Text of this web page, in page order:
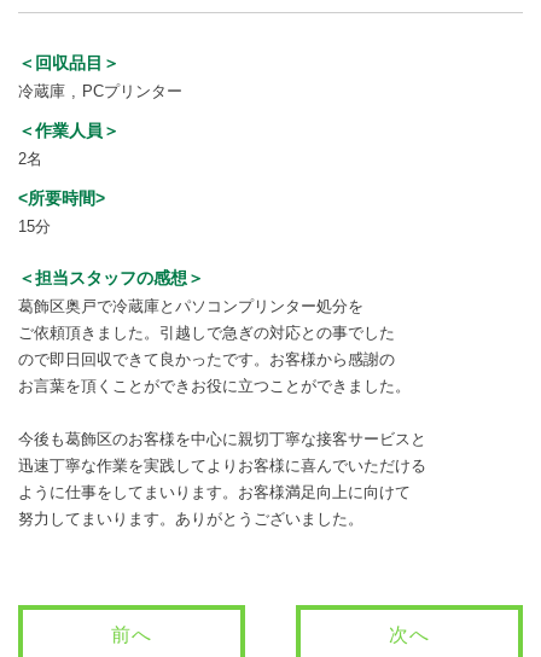
＜回収品目＞
冷蔵庫 PCプリンター
＜作業人員＞
2名
<所要時間>
15分
＜担当スタッフの感想＞
葛飾区奥戸で冷蔵庫とパソコンプリンター処分を
ご依頼頂きました。引越しで急ぎの対応との事でした
ので即日回収できて良かったです。お客様から感謝の
お言葉を頂くことができお役に立つことができました。
今後も葛飾区のお客様を中心に親切丁寧な接客サービスと
迅速丁寧な作業を実践してよりお客様に喜んでいただける
ように仕事をしてまいります。お客様満足向上に向けて
努力してまいります。ありがとうございました。
前へ 次へ